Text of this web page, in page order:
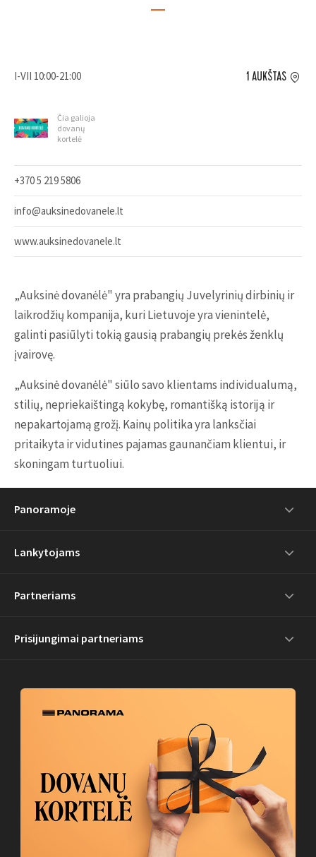
I-VII 10:00-21:00
Čia galioja
dovanų
kortelė
+370 5 219 5806
info@auksinedovanele.lt
www.auksinedovanele.lt
1 AUKŠTAS
„Auksinė dovanėlė" yra prabangių Juvelyrinių dirbinių ir
laikrodžių kompanija, kuri Lietuvoje yra vienintelė,
galinti pasiūlyti tokią gausią prabangių prekės ženklų
įvairovę.
„Auksinė dovanėlė" siūlo savo klientams individualumą,
stilių, nepriekaištingą kokybę, romantišką istoriją ir
nepakartojamą grožį. Kainų politika yra lanksčiai
pritaikyta ir vidutines pajamas gaunančiam klientui, ir
skoningam turtuoliui.
Panoramoje
Lankytojams
Partneriams
Prisijungimai partneriams